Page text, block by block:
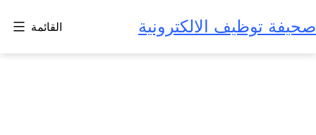
إلى
المحتوى
صحيفة توظيف الالكترونية القائمة